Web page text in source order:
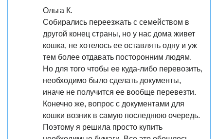
Ольга К.
Собирались переезжать с семейством в
другой конец страны, но у нас дома живет
кошка, не хотелось ее оставлять одну и уж
тем более отдавать посторонним людям.
Но для того чтобы ее куда-либо перевозить,
необходимо было сделать документы,
иначе не получится ее вообще перевезти.
Конечно же, вопрос с документами для
кошки возник в самую последнюю очередь.
Поэтому я решила просто купить